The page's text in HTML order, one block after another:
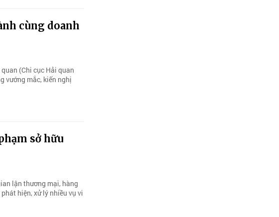
cùng doanh
(Chi cục Hải quan
vướng mắc, kiến nghị
sở hữu
lận thương mại, hàng
hiện, xử lý nhiều vụ vi